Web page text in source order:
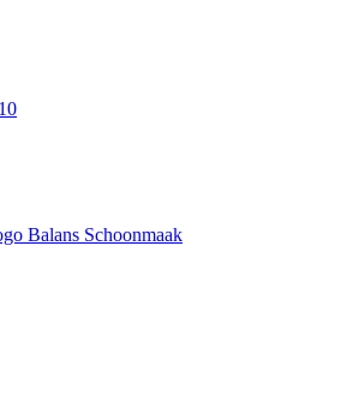
Balans Schoonmaak